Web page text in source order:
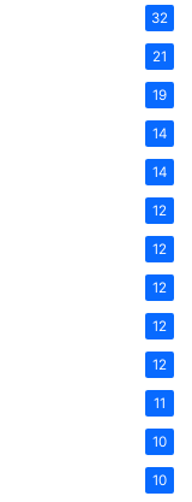
32
21
19
14
14
12
12
12
12
12
11
10
10